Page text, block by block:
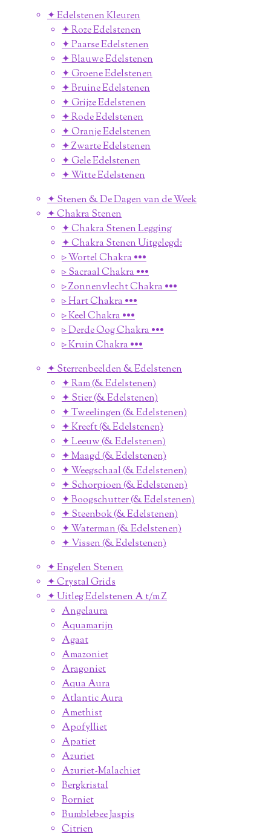
✦ Edelstenen Kleuren
✦ Roze Edelstenen
✦ Paarse Edelstenen
✦ Blauwe Edelstenen
✦ Groene Edelstenen
✦ Bruine Edelstenen
✦ Grijze Edelstenen
✦ Rode Edelstenen
✦ Oranje Edelstenen
✦ Zwarte Edelstenen
✦ Gele Edelstenen
✦ Witte Edelstenen
✦ Stenen & De Dagen van de Week
✦ Chakra Stenen
✦ Chakra Stenen Legging
✦ Chakra Stenen Uitgelegd:
▹ Wortel Chakra •••
▹ Sacraal Chakra •••
▹ Zonnenvlecht Chakra •••
▹ Hart Chakra •••
▹ Keel Chakra •••
▹ Derde Oog Chakra •••
▹ Kruin Chakra •••
✦ Sterrenbeelden & Edelstenen
✦ Ram (& Edelstenen)
✦ Stier (& Edelstenen)
✦ Tweelingen (& Edelstenen)
✦ Kreeft (& Edelstenen)
✦ Leeuw (& Edelstenen)
✦ Maagd (& Edelstenen)
✦ Weegschaal (& Edelstenen)
✦ Schorpioen (& Edelstenen)
✦ Boogschutter (& Edelstenen)
✦ Steenbok (& Edelstenen)
✦ Waterman (& Edelstenen)
✦ Vissen (& Edelstenen)
✦ Engelen Stenen
✦ Crystal Grids
✦ Uitleg Edelstenen A t/m Z
Angelaura
Aquamarijn
Agaat
Amazoniet
Aragoniet
Aqua Aura
Atlantic Aura
Amethist
Apofylliet
Apatiet
Azuriet
Azuriet-Malachiet
Bergkristal
Borniet
Bumblebee Jaspis
Citrien